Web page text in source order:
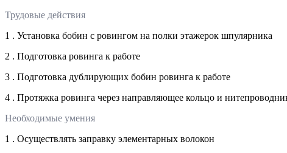
Трудовые действия
1 . Установка бобин с ровингом на полки этажерок шпулярника
2 . Подготовка ровинга к работе
3 . Подготовка дублирующих бобин ровинга к работе
4 . Протяжка ровинга через направляющее кольцо и
Необходимые умения
1 . Осуществлять заправку элементарных волокон